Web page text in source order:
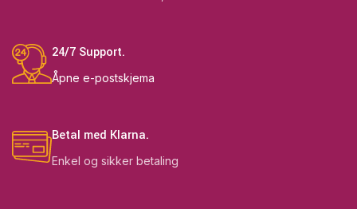
24/7 Support.
Åpne e-postskjema
Betal med Klarna.
Enkel og sikker betaling